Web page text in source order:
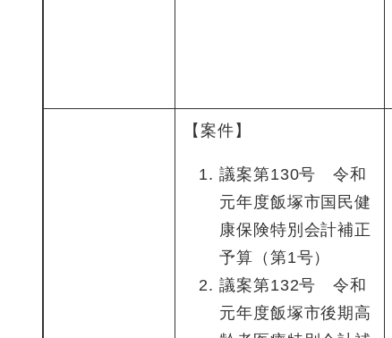
【案件】
議案第130号 令和
元年度飯塚市国民健
康保険特別会計補正
予算（第1号）
議案第132号 令和
元年度飯塚市後期高